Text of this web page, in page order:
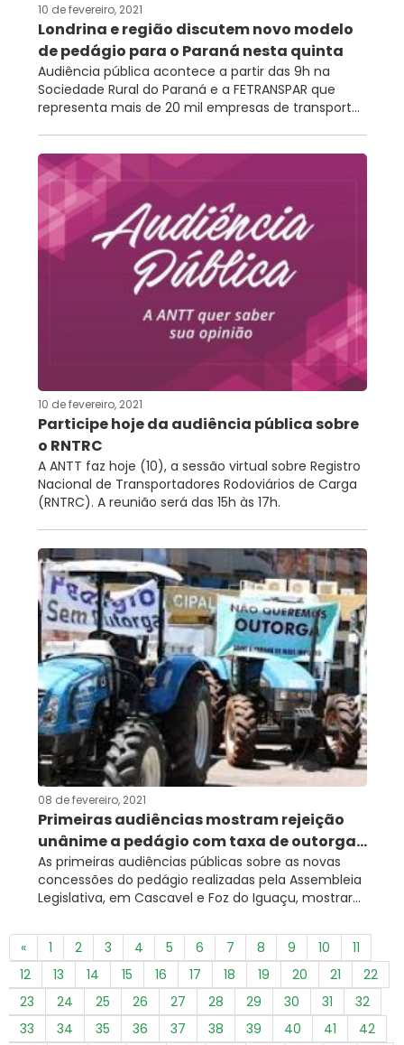
10 de fevereiro, 2021
Londrina e região discutem novo modelo
de pedágio para o Paraná nesta quinta
Audiência pública acontece a partir das 9h na
Sociedade Rural do Paraná e a FETRANSPAR que
representa mais de 20 mil empresas de transport...
10 de fevereiro, 2021
Participe hoje da audiência pública sobre
o RNTRC
A ANTT faz hoje (10), a sessão virtual sobre Registro
Nacional de Transportadores Rodoviários de Carga
(RNTRC). A reunião será das 15h às 17h.
08 de fevereiro, 2021
Primeiras audiências mostram rejeição
unânime a pedágio com taxa de outorga...
As primeiras audiências públicas sobre as novas
concessões do pedágio realizadas pela Assembleia
Legislativa, em Cascavel e Foz do Iguaçu, mostrar...
« 1 2 3 4 5 6 7 8 9 10
11
12
13 14 15 16 17 18 19 20 21
22
23
24 25 26 27 28 29 30 31
32
33
34 35 36 37 38 39 40 41
42